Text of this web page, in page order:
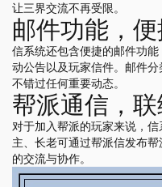
让三界交流不再受限。
邮件功能，
信系统还包含便捷的邮件功
动公告以及玩家信件。邮件分
不错过任何重要动态。
帮派通信，
对于加入帮派的玩家来说，
主、长老可通过帮派信发布
的交流与协作。